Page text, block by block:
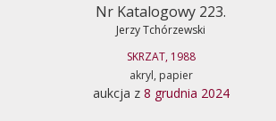
Nr Katalogowy 223.
Jerzy Tchórzewski
SKRZAT, 1988
akryl, papier
aukcja z 8 grudnia 2024